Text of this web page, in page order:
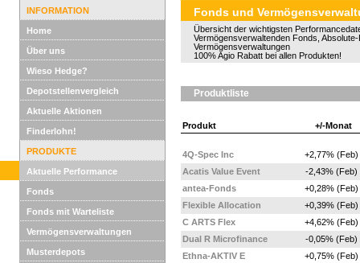
INFORMATION
Home
Über uns
Wieso Hedge?
Depotstellenvergleich
Aktuelle Aktionen
Finderlohn!
PRODUKTE
Aktuelle Performance
Fonds
Fonds mit Warteliste
Vermögensverwaltungen
Musterdepots
Fonds und
Übersicht der wichtigsten
Vermögensverwaltenden Fonds,
Vermögensverwaltungen
100% Agio Rabatt bei allen Produkten!
Produktliste
Produkt +/-Monat
4Q-Spec Inc
+2,77% (Feb)
Acatis Value Event
-2,43% (Feb)
antea-Fonds
+0,28% (Feb)
Flexible Allocation
+0,39% (Feb)
C ARTS Flex
+4,62% (Feb)
Dual R Microfinance
-0,05% (Feb)
Ethna-AKTIV E
+0,75% (Feb)